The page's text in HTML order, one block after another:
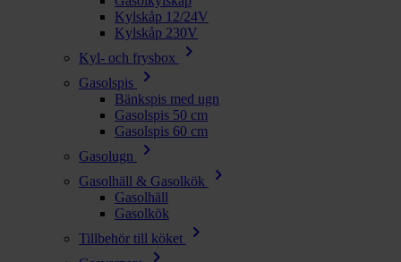
Kylskåp 12/24V
Kylskåp 230V
Kyl- och frysbox
chevron_right
Gasolspis chevron_right
Bänkspis med ugn
Gasolspis 50 cm
Gasolspis 60 cm
Gasolugn
chevron_right
Gasolhäll & Gasolkök chevron_right
Gasolhäll
Gasolkök
Tillbehör till köket
chevron_right